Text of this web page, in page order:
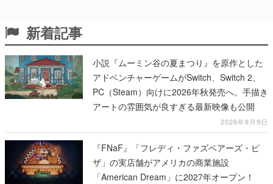
新着記事
小説『ムーミン谷の夏まつり』を原作とした
アドベンチャーゲームがSwitch、Switch 2、
PC（Steam）向けに2026年秋発売へ。手描き
アートの雰囲気が良すぎる最新映像も公開
2026年8月9日
『FNaF』「フレディ・ファズベアーズ・ピ
ザ」の実店舗がアメリカの商業施設
「American Dream」に2027年オープン！